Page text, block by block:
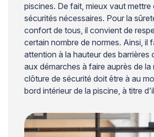
piscines. De fait, mieux vaut mettre
sécurités nécessaires. Pour la
confort de tous, il convient de
certain nombre de normes. Ainsi, il
attention à la hauteur des barrières
aux démarches à faire auprès de la
clôture de sécurité doit être à au
bord intérieur de la piscine, à titre